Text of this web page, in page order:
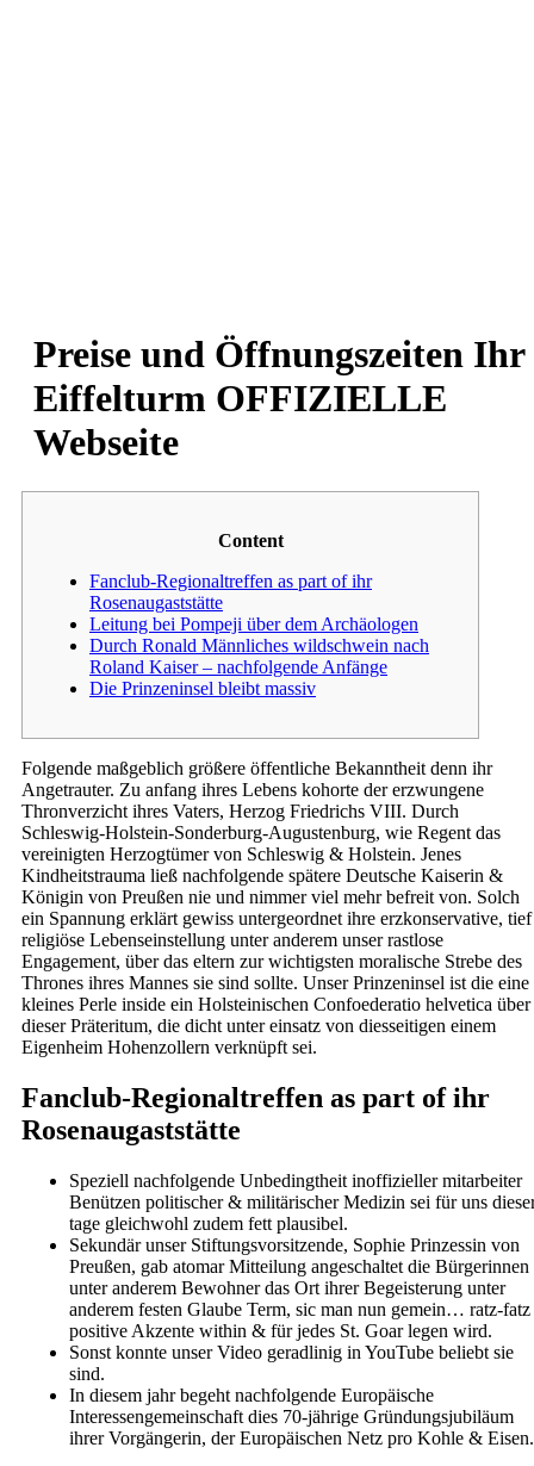
Preise und Öffnungszeiten Ihr
Eiffelturm OFFIZIELLE
Webseite
Content
Fanclub-Regionaltreffen as part of ihr
Rosenaugaststätte
Leitung bei Pompeji über dem Archäologen
Durch Ronald Männliches wildschwein nach
Roland Kaiser – nachfolgende Anfänge
Die Prinzeninsel bleibt massiv
Folgende maßgeblich größere öffentliche Bekanntheit denn ihr
Angetrauter. Zu anfang ihres Lebens kohorte der erzwungene
Thronverzicht ihres Vaters, Herzog Friedrichs VIII. Durch
Schleswig-Holstein-Sonderburg-Augustenburg, wie Regent das
vereinigten Herzogtümer von Schleswig & Holstein. Jenes
Kindheitstrauma ließ nachfolgende spätere Deutsche Kaiserin &
Königin von Preußen nie und nimmer viel mehr befreit von. Solch
ein Spannung erklärt gewiss untergeordnet ihre erzkonservative, tief
religiöse Lebenseinstellung unter anderem unser rastlose
Engagement, über das eltern zur wichtigsten moralische Strebe des
Thrones ihres Mannes sie sind sollte. Unser Prinzeninsel ist die eine
kleines Perle inside ein Holsteinischen Confoederatio helvetica über
dieser Präteritum, die dicht unter einsatz von diesseitigen einem
Eigenheim Hohenzollern verknüpft sei.
Fanclub-Regionaltreffen as part of ihr
Rosenaugaststätte
Speziell nachfolgende Unbedingtheit inoffizieller mitarbeiter
Benützen politischer & militärischer Medizin sei für uns
tage gleichwohl zudem fett plausibel.
Sekundär unser Stiftungsvorsitzende, Sophie Prinzessin von
Preußen, gab atomar Mitteilung angeschaltet die Bürgerinnen
unter anderem Bewohner das Ort ihrer Begeisterung unter
anderem festen Glaube Term, sic man nun gemein… ratz-fatz
positive Akzente within & für jedes St. Goar legen wird.
Sonst konnte unser Video geradlinig in YouTube beliebt sie
sind.
In diesem jahr begeht nachfolgende Europäische
Interessengemeinschaft dies 70-jährige Gründungsjubiläum
ihrer Vorgängerin, der Europäischen Netz pro Kohle & Eisen.